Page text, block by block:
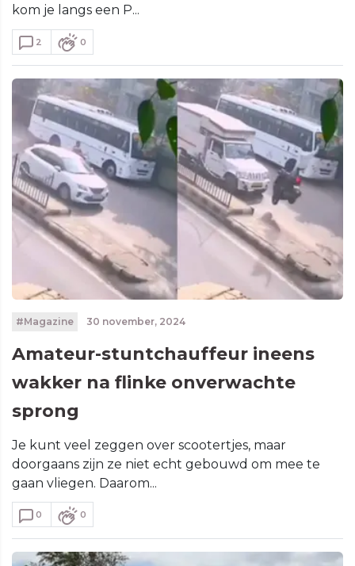
kom je langs een P...
2 0
#Magazine 30 november, 2024
Amateur-stuntchauffeur ineens
wakker na flinke onverwachte
sprong
Je kunt veel zeggen over scootertjes, maar
doorgaans zijn ze niet echt gebouwd om mee te
gaan vliegen. Daarom...
0 0